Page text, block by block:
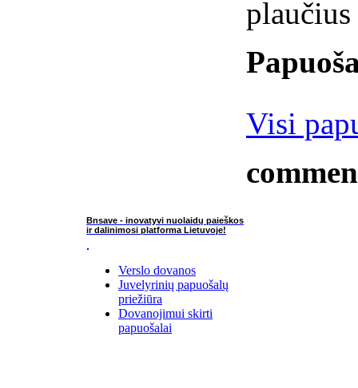
Visi
Bnsave - inovatyvi nuolaidų paieškos
ir dalinimosi platforma Lietuvoje!
Verslo dovanos
Juvelyrinių papuošalų
priežiūra
Dovanojimui skirti
papuošalai